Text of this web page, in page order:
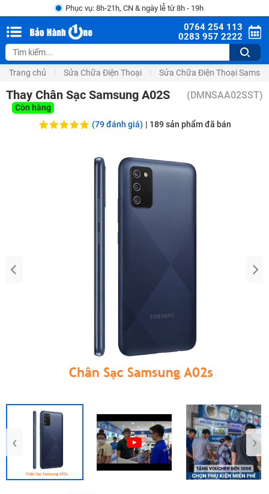
Phục vụ: 8h-21h, CN & ngày lễ từ 8h - 19h
0764 254 113
0283 957 2222
Trang chủ Sửa Chữa Điện Thoại Sửa Chữa Điện Thoại
Thay Chân Sạc Samsung A02S (DMNSAA02SST)
Còn hàng
(79 đánh giá) | 189sản phẩm đã bán
‹ ›